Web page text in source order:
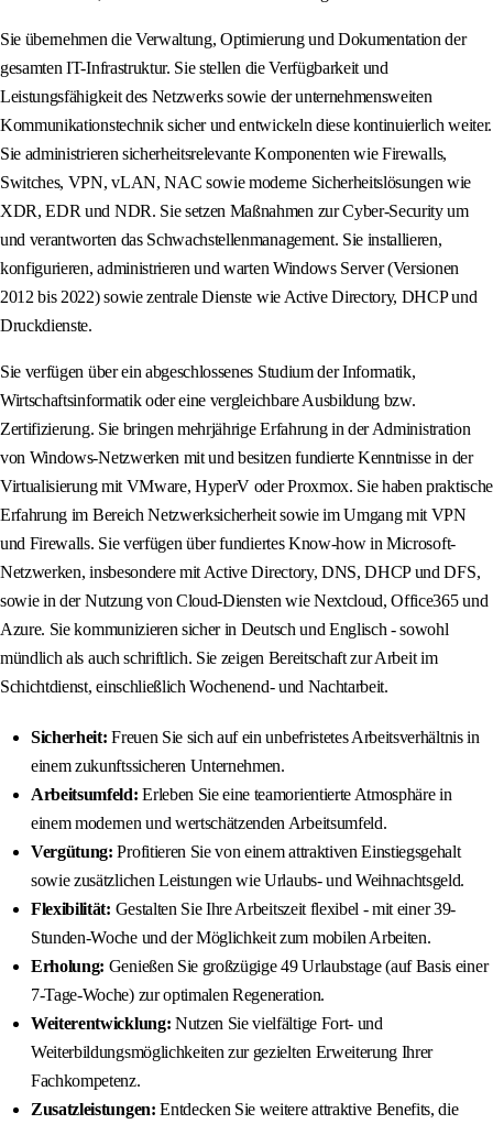
Sie übernehmen die Verwaltung, Optimierung und Dokumentation der
gesamten IT-Infrastruktur. Sie stellen die Verfügbarkeit und
Leistungsfähigkeit des Netzwerks sowie der unternehmensweiten
Kommunikationstechnik sicher und entwickeln diese kontinuierlich weiter.
Sie administrieren sicherheitsrelevante Komponenten wie Firewalls,
Switches, VPN, vLAN, NAC sowie moderne Sicherheitslösungen wie
XDR, EDR und NDR. Sie setzen Maßnahmen zur Cyber-Security um
und verantworten das Schwachstellenmanagement. Sie installieren,
konfigurieren, administrieren und warten Windows Server (Versionen
2012 bis 2022) sowie zentrale Dienste wie Active Directory, DHCP und
Druckdienste.
Sie verfügen über ein abgeschlossenes Studium der Informatik,
Wirtschaftsinformatik oder eine vergleichbare Ausbildung bzw.
Zertifizierung. Sie bringen mehrjährige Erfahrung in der Administration
von Windows-Netzwerken mit und besitzen fundierte Kenntnisse in der
Virtualisierung mit VMware, HyperV oder Proxmox. Sie haben praktische
Erfahrung im Bereich Netzwerksicherheit sowie im Umgang mit VPN
und Firewalls. Sie verfügen über fundiertes Know-how in Microsoft-
Netzwerken, insbesondere mit Active Directory, DNS, DHCP und DFS,
sowie in der Nutzung von Cloud-Diensten wie Nextcloud, Office365 und
Azure. Sie kommunizieren sicher in Deutsch und Englisch - sowohl
mündlich als auch schriftlich. Sie zeigen Bereitschaft zur Arbeit im
Schichtdienst, einschließlich Wochenend- und Nachtarbeit.
Sicherheit: Freuen Sie sich auf ein unbefristetes Arbeitsverhältnis in
einem zukunftssicheren Unternehmen.
Arbeitsumfeld: Erleben Sie eine teamorientierte Atmosphäre in
einem modernen und wertschätzenden Arbeitsumfeld.
Vergütung: Profitieren Sie von einem attraktiven Einstiegsgehalt
sowie zusätzlichen Leistungen wie Urlaubs- und Weihnachtsgeld.
Flexibilität: Gestalten Sie Ihre Arbeitszeit flexibel - mit einer 39-
Stunden-Woche und der Möglichkeit zum mobilen Arbeiten.
Erholung: Genießen Sie großzügige 49 Urlaubstage (auf Basis einer
7-Tage-Woche) zur optimalen Regeneration.
Weiterentwicklung: Nutzen Sie vielfältige Fort- und
Weiterbildungsmöglichkeiten zur gezielten Erweiterung Ihrer
Fachkompetenz.
Zusatzleistungen: Entdecken Sie weitere attraktive Benefits, die